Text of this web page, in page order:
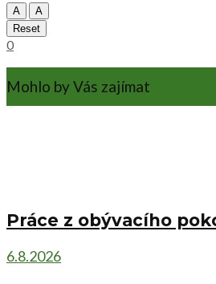
A
A
Reset
0
Mohlo by Vás zajímat
Práce z obývacího
6.8.2026